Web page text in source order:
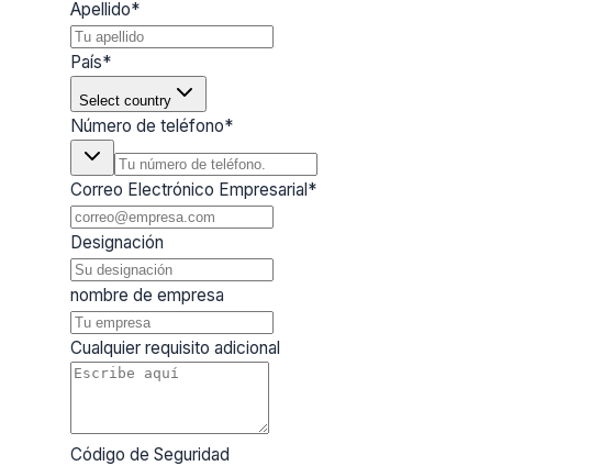
Apellido*
País*
Select country
Número de teléfono*
Correo Electrónico Empresarial*
Designación
nombre de empresa
Cualquier requisito adicional
Código de Seguridad